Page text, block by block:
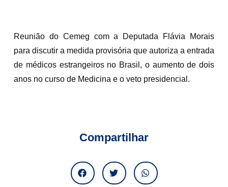
Reunião do Cemeg com a Deputada Flávia Morais
para discutir a medida provisória que autoriza a entrada
de médicos estrangeiros no Brasil, o aumento de dois
anos no curso de Medicina e o veto presidencial.
Compartilhar